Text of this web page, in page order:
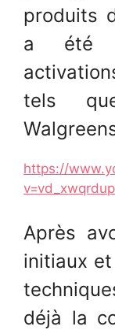
produits
a été
tels
https://
Après
initiaux
déjà la